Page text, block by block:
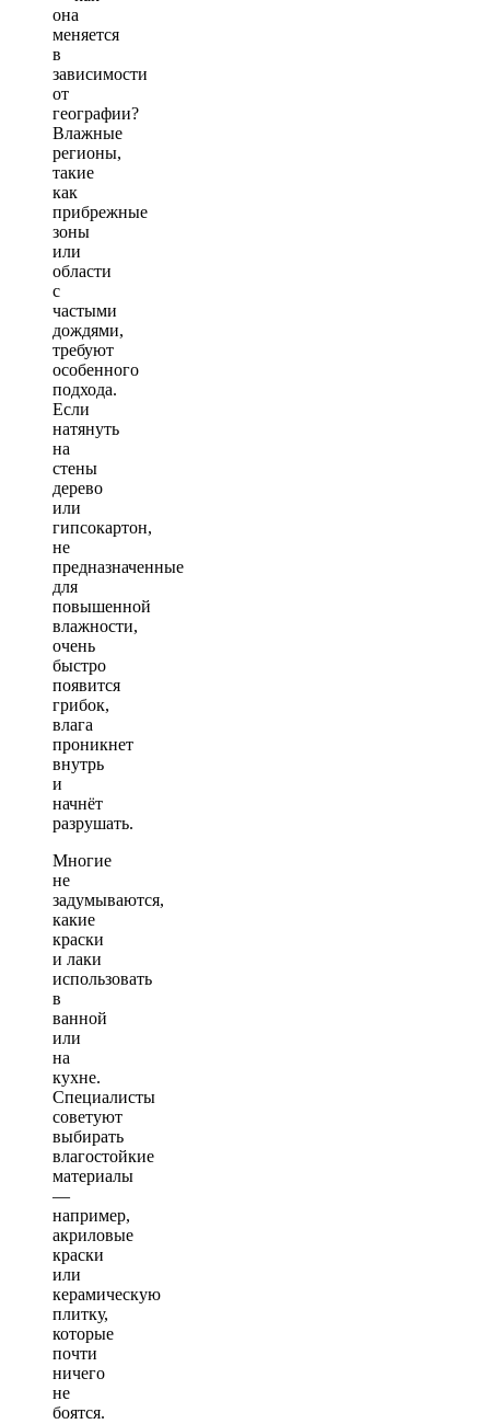
она
меняется
в
зависимости
от
географии?
Влажные
регионы,
такие
как
прибрежные
зоны
или
области
с
частыми
дождями,
требуют
особенного
подхода.
Если
натянуть
на
стены
дерево
или
гипсокартон,
не
предназначенные
для
повышенной
влажности,
очень
быстро
появится
грибок,
влага
проникнет
внутрь
и
начнёт
разрушать.
Многие
не
задумываются,
какие
краски
и лаки
использовать
в
ванной
или
на
кухне.
Специалисты
советуют
выбирать
влагостойкие
материалы
—
например,
акриловые
краски
или
керамическую
плитку,
которые
почти
ничего
не
боятся.